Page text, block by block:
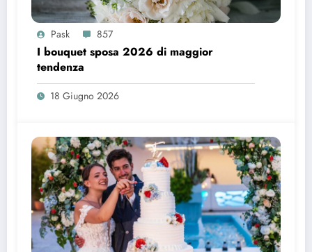
Pask 857
I bouquet sposa 2026 di maggior
tendenza
18 Giugno 2026